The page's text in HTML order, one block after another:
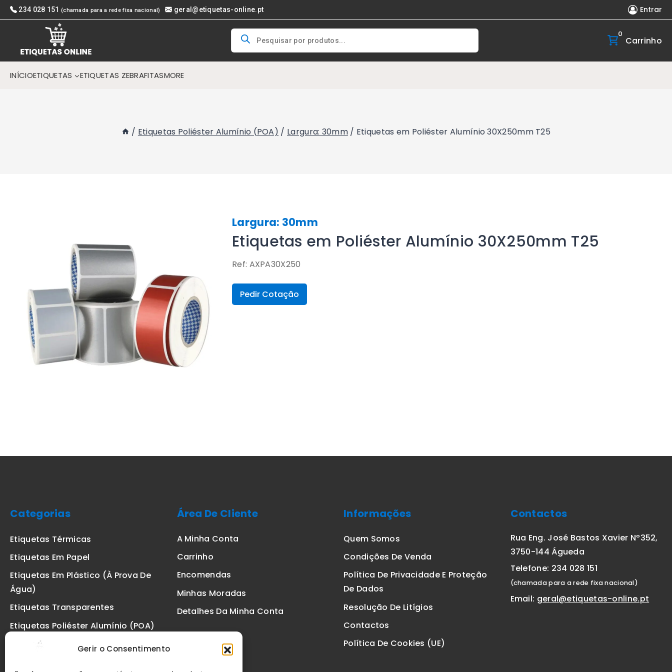
Gerir o Consentimento
Skip
to
234 028 151 (chamada para a rede fixa nacional) geral@etiquetas-online.pt Entrar
Products
search
0
Carrinho
INÍCIOETIQUETAS ETIQUETAS ZEBRAFITASMORE
/ Etiquetas Poliéster Alumínio (POA) / Largura: 30mm / Etiquetas em Poliéster Alumínio 30X250mm T25
Largura: 30mm
Etiquetas em Poliéster Alumínio 30X250mm T25
Ref: AXPA30X250
Pedir Cotação
Categorias
Etiquetas Térmicas
Etiquetas Em Papel
Etiquetas Em Plástico (à Prova De
Água)
Etiquetas Transparentes
Etiquetas Poliéster Alumínio (POA)
Etiquetas De Segurança VOID
Área De Cliente
A Minha Conta
Carrinho
Encomendas
Minhas Moradas
Detalhes Da Minha Conta
Informações
Quem Somos
Condições De Venda
Política De Privacidade E Proteção
De Dados
Resolução De Litígios
Contactos
Política De Cookies (UE)
Contactos
Rua Eng. José Bastos Xavier Nº352,
3750-144 Águeda
Telefone: 234 028 151
(chamada para a rede fixa nacional)
Email: geral@etiquetas-online.pt